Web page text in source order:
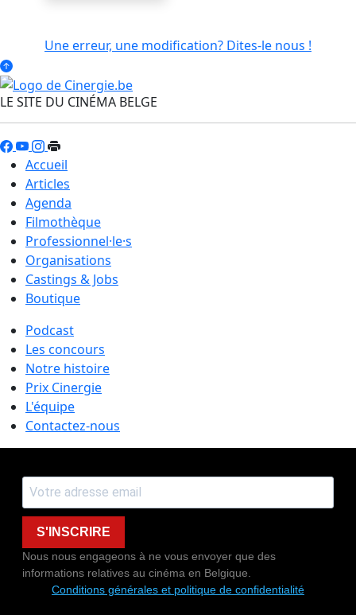
Une erreur, une modification? Dites-le nous !
LE SITE DU CINÉMA BELGE
Accueil
Articles
Agenda
Filmothèque
Professionnel·le·s
Organisations
Castings & Jobs
Boutique
Podcast
Les concours
Notre histoire
Prix Cinergie
L'équipe
Contactez-nous
S'INSCRIRE
Nous nous engageons à ne vous envoyer que des
informations relatives au cinéma en Belgique.
Conditions générales et politique de confidentialité